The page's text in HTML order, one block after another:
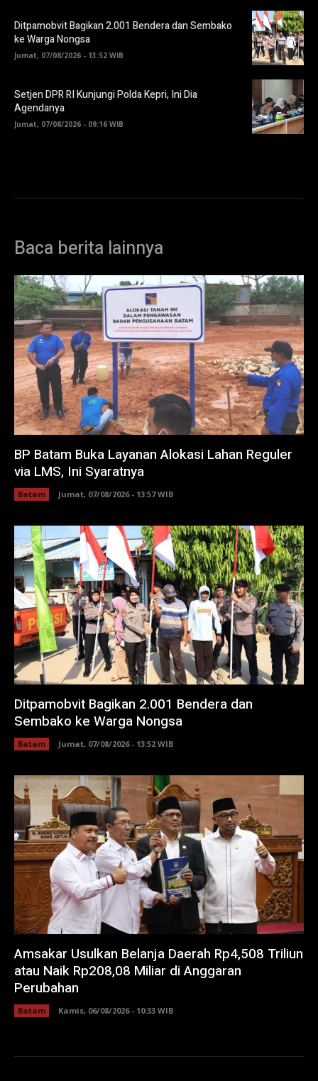
Ditpamobvit Bagikan 2.001 Bendera dan Sembako
ke Warga Nongsa
Jumat, 07/08/2026 - 13:52 WIB
Setjen DPR RI Kunjungi Polda Kepri, Ini Dia
Agendanya
Jumat, 07/08/2026 - 09:16 WIB
Baca berita lainnya
BP Batam Buka Layanan Alokasi Lahan Reguler
via LMS, Ini Syaratnya
Batam Jumat, 07/08/2026 - 13:57 WIB
Ditpamobvit Bagikan 2.001 Bendera dan
Sembako ke Warga Nongsa
Batam Jumat, 07/08/2026 - 13:52 WIB
Amsakar Usulkan Belanja Daerah Rp4,508 Triliun
atau Naik Rp208,08 Miliar di Anggaran
Perubahan
Batam Kamis, 06/08/2026 - 10:33 WIB